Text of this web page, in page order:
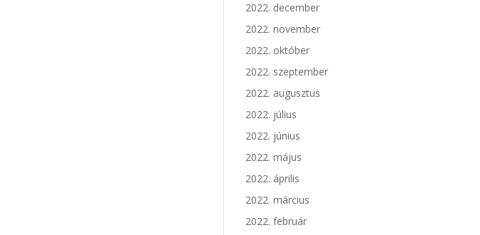
2022. december
2022. november
2022. október
2022. szeptember
2022. augusztus
2022. július
2022. június
2022. május
2022. április
2022. március
2022. február